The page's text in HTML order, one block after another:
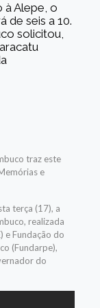
à Alepe, o
de seis a 10.
solicitou,
traz este
e
terça (17), a
realizada
e Fundação do
(Fundarpe),
do